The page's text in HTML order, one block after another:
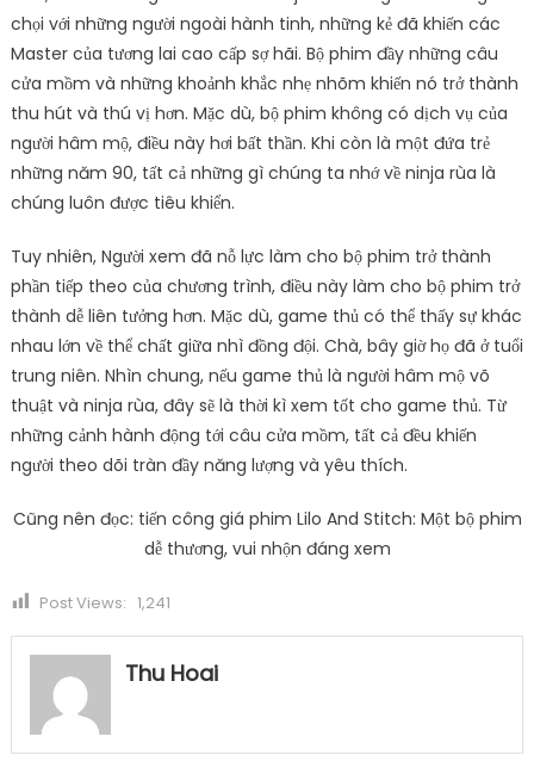
chọi với những người ngoài hành tinh, những kẻ đã khiến các
Master của tương lai cao cấp sợ hãi. Bộ phim đầy những câu
cửa mồm và những khoảnh khắc nhẹ nhõm khiến nó trở thành
thu hút và thú vị hơn. Mặc dù, bộ phim không có dịch vụ của
người hâm mộ, điều này hơi bất thần. Khi còn là một đứa trẻ
những năm 90, tất cả những gì chúng ta nhớ về ninja rùa là
chúng luôn được tiêu khiển.
Tuy nhiên, Người xem đã nỗ lực làm cho bộ phim trở thành
phần tiếp theo của chương trình, điều này làm cho bộ phim trở
thành dễ liên tưởng hơn. Mặc dù, game thủ có thể thấy sự khác
nhau lớn về thể chất giữa nhì đồng đội. Chà, bây giờ họ đã ở tuổi
trung niên. Nhìn chung, nếu game thủ là người hâm mộ võ
thuật và ninja rùa, đây sẽ là thời kì xem tốt cho game thủ. Từ
những cảnh hành động tới câu cửa mồm, tất cả đều khiến
người theo dõi tràn đầy năng lượng và yêu thích.
Cũng nên đọc: tiến công giá phim Lilo And Stitch: Một bộ phim
dễ thương, vui nhộn đáng xem
Post Views: 1,241
Thu Hoai